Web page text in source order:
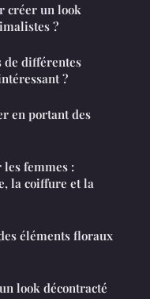
créer un look
?
de différentes
?
en portant des
les femmes :
la coiffure et la
éléments floraux
look décontracté